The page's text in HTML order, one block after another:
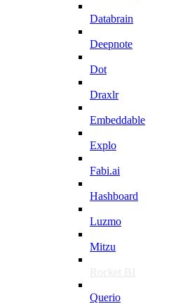
Databrain
Deepnote
Dot
Draxlr
Embeddable
Explo
Fabi.ai
Hashboard
Luzmo
Mitzu
Rocket BI
Querio